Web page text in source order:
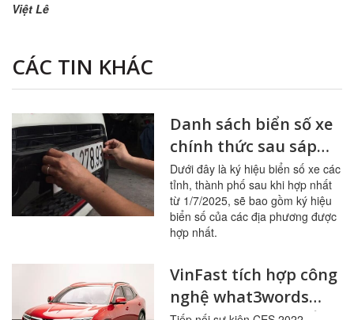
Việt Lê
CÁC TIN KHÁC
Danh sách biển số xe
chính thức sau sáp
nhập của các tỉnh,
thành phố từ 1/7/2025
Dưới đây là ký hiệu biển số xe các
tỉnh, thành phố sau khi hợp nhất
từ 1/7/2025, sẽ bao gồm ký hiệu
biển số của các địa phương được
hợp nhất.
VinFast tích hợp công
nghệ what3words